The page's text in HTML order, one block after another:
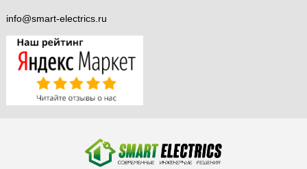
info@smart-electrics.ru